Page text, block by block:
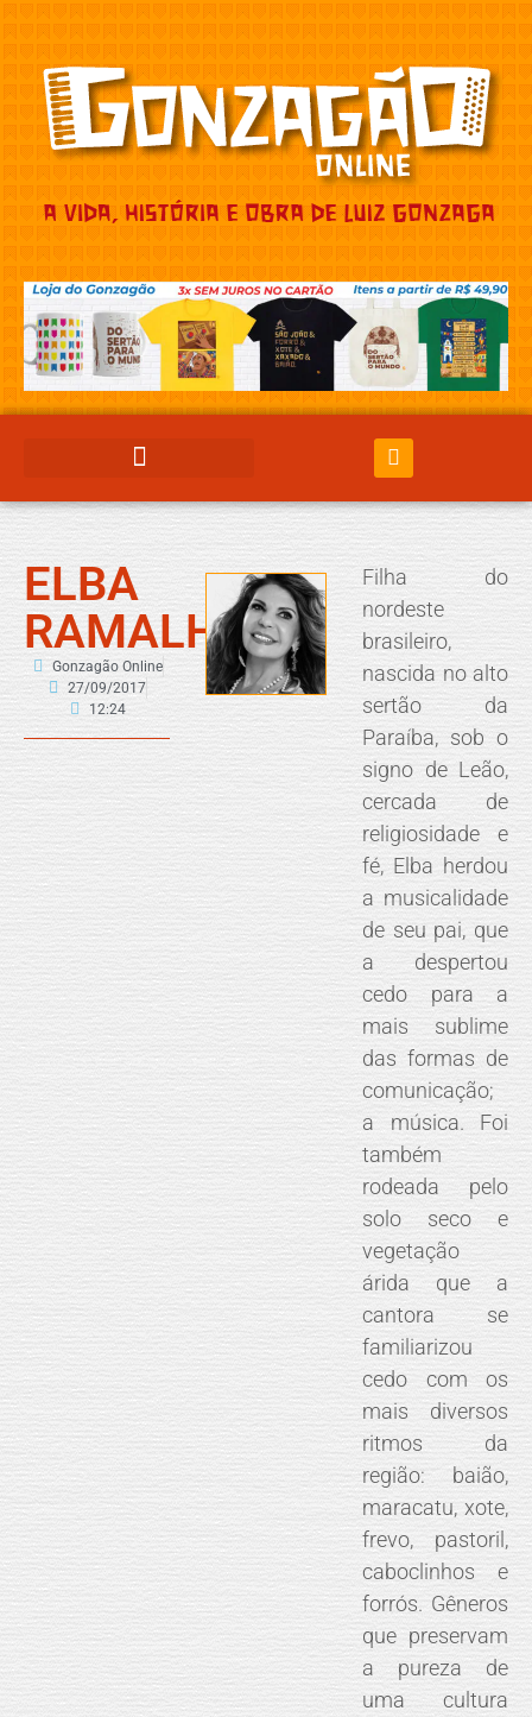
ELBA
RAMALHO
Gonzagão Online
27/09/2017
12:24
Filha do
nordeste
brasileiro,
nascida no alto
sertão da
Paraíba, sob o
signo de Leão,
cercada de
religiosidade e
fé, Elba herdou
a musicalidade
de seu pai, que
a despertou
cedo para a
mais sublime
das formas de
comunicação;
a música. Foi
também
rodeada pelo
solo seco e
vegetação
árida que a
cantora se
familiarizou
cedo com os
mais diversos
ritmos da
região: baião,
maracatu, xote,
frevo, pastoril,
caboclinhos e
forrós. Gêneros
que preservam
a pureza de
uma cultura